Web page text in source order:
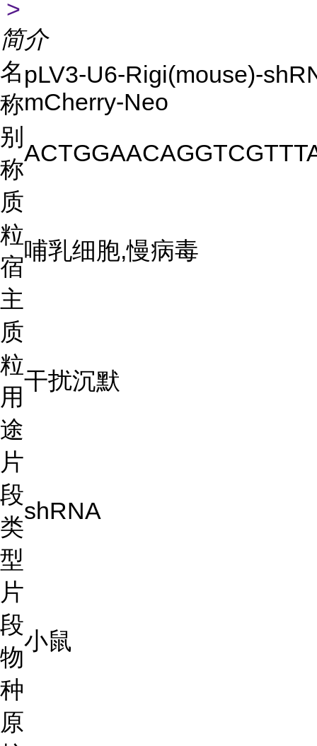
>
简介
名
称
pLV3-U6-Rigi(mouse)-
mCherry-Neo
别
称
质
粒
宿
主
哺乳细胞,慢病毒
质
粒
用
途
干扰沉默
片
段
类
型
shRNA
片
段
物
种
小鼠
原